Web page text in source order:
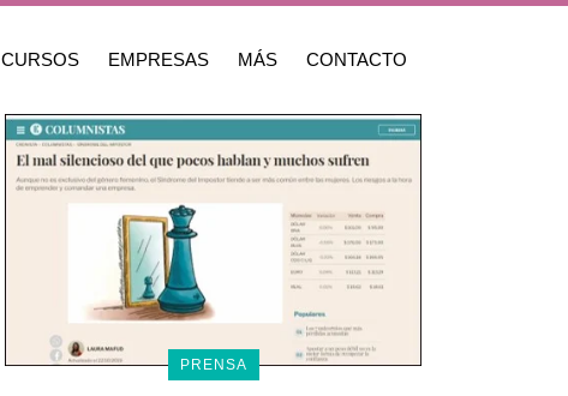
CURSOS EMPRESAS MÁS CONTACTO
PRENSA